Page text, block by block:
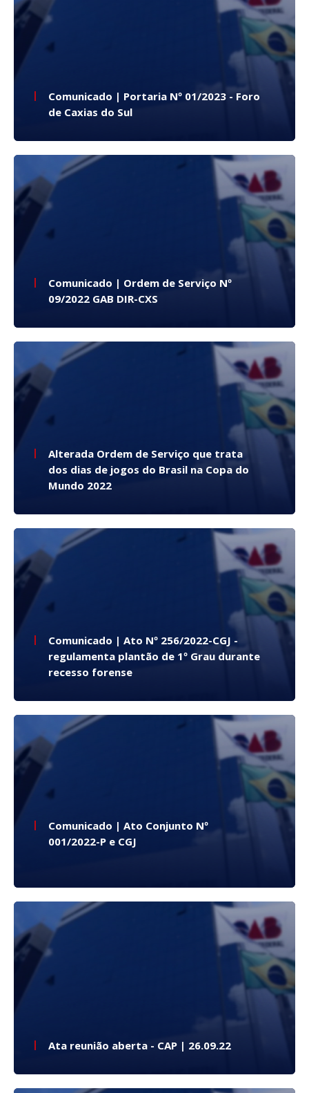
Comunicado | Portaria Nº 01/2023 - Foro
de Caxias do Sul
Comunicado | Ordem de Serviço Nº
09/2022 GAB DIR-CXS
Alterada Ordem de Serviço que trata
dos dias de jogos do Brasil na Copa do
Mundo 2022
Comunicado | Ato Nº 256/2022-CGJ -
regulamenta plantão de 1º Grau durante
recesso forense
Comunicado | Ato Conjunto Nº
001/2022-P e CGJ
Ata reunião aberta - CAP | 26.09.22